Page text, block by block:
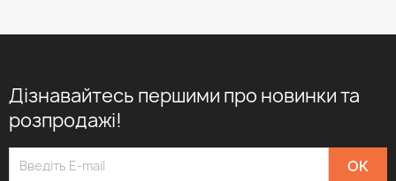
Дізнавайтесь першими про новинки та
розпродажі!